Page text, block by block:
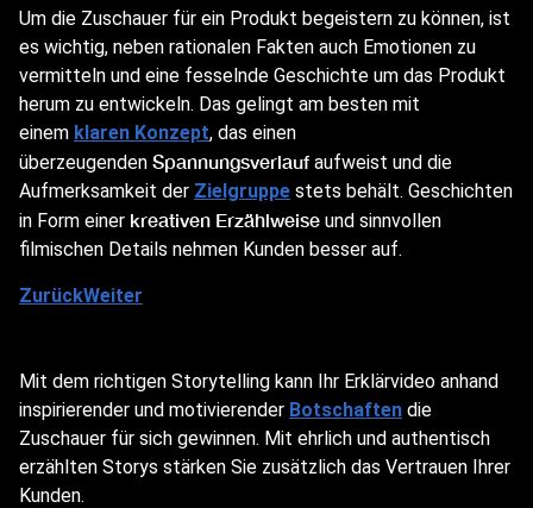
Um die Zuschauer für ein Produkt begeistern zu können, ist
es wichtig, neben rationalen Fakten auch Emotionen zu
vermitteln und eine fesselnde Geschichte um das Produkt
herum zu entwickeln. Das gelingt am besten mit
einem klaren Konzept, das einen
überzeugenden Spannungsverlauf aufweist und die
Aufmerksamkeit der Zielgruppe stets behält. Geschichten
in Form einer kreativen Erzählweise und sinnvollen
filmischen Details nehmen Kunden besser auf.
ZurückWeiter
Mit dem richtigen Storytelling kann Ihr Erklärvideo anhand
inspirierender und motivierender Botschaften die
Zuschauer für sich gewinnen. Mit ehrlich und authentisch
erzählten Storys stärken Sie zusätzlich das Vertrauen Ihrer
Kunden.